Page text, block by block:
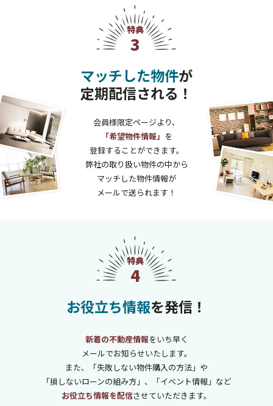
特典
3
マッチした物件が
定期配信される！
会員様限定ページより、
「希望物件情報」 を
登録することができます。
弊社の取り扱い物件の中から
マッチした物件情報が
メールで送られます！
特典
4
お役立ち情報を発信！
新着の不動産情報をいち早く
メールでお知らせいたします。
また、「失敗しない物件購入の方法」や
「損しないローンの組み方」、「イベント情報」など
お役立ち情報を配信させていただきます。